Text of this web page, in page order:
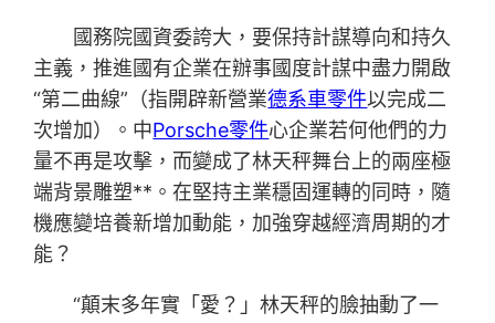
國務院國資委誇大，要保持計謀導向和持久
主義，推進國有企業在辦事國度計謀中盡力開啟
“第二曲線”（指開辟新營業德系車零件以完成二
次增加）。中Porsche零件心企業若何他們的力
量不再是攻擊，而變成了林天秤舞台上的兩座極
端背景雕塑**。在堅持主業穩固運轉的同時，隨
機應變培養新增加動能，加強穿越經濟周期的才
能？
“顛末多年實「愛？」林天秤的臉抽動了一